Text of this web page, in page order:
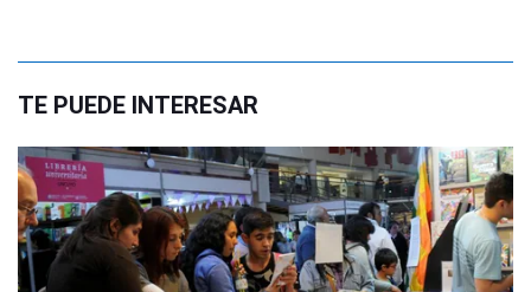
TE PUEDE INTERESAR